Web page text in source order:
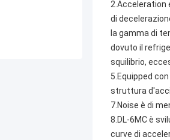
2.Acceleration
di
la gamma di
dovuto il
squilibrio,
5.Equipped
struttura
7.Noise è di
8.DL-6MC è
curve di